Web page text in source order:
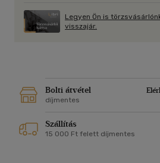
Legyen Ön is
visszajár.
Bolti átvétel
díjmentes
Szállítás
15 000 Ft felett díjmentes